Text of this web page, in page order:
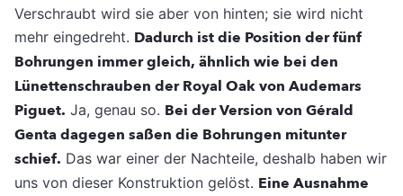
Verschraubt wird sie aber von hinten; sie wird nicht
mehr eingedreht. Dadurch ist die Position der fünf
Bohrungen immer gleich, ähnlich wie bei den
Lünettenschrauben der Royal Oak von Audemars
Piguet. Ja, genau so. Bei der Version von Gérald
Genta dagegen saßen die Bohrungen mitunter
schief. Das war einer der Nachteile, deshalb haben wir
uns von dieser Konstruktion gelöst. Eine Ausnahme